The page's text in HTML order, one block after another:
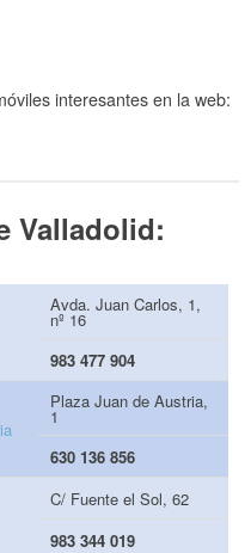
interesantes en la web:
Valladolid:
Avda. Juan Carlos, 1,
nº 16
983 477 904
Plaza Juan de Austria,
1
630 136 856
C/ Fuente el Sol, 62
983 344 019